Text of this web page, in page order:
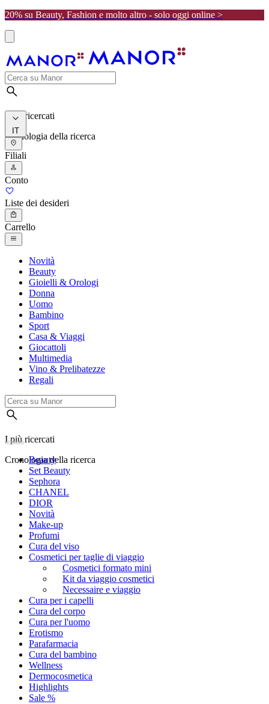
20% su Beauty, Fashion e molto altro - solo oggi online >
I più ricercati
Cronologia della ricerca
IT
Filiali
Conto
Liste dei desideri
Carrello
Novità
Beauty
Gioielli & Orologi
Donna
Uomo
Bambino
Sport
Casa & Viaggi
Giocattoli
Multimedia
Vino & Prelibatezze
Regali
I più ricercati
Cronologia della ricerca
Beauty
Set Beauty
Sephora
CHANEL
DIOR
Novità
Make-up
Profumi
Cura del viso
Cosmetici per taglie di viaggio
Cosmetici formato mini
Kit da viaggio cosmetici
Necessaire e viaggio
Cura per i capelli
Cura del corpo
Cura per l'uomo
Erotismo
Parafarmacia
Cura del bambino
Wellness
Dermocosmetica
Highlights
Sale %